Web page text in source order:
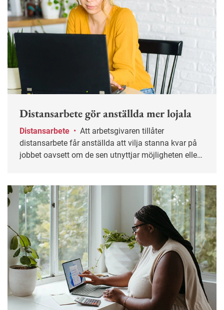
Distansarbete gör anställda mer lojala
Distansarbete •
distansarbete får anställda att vilja stanna kvar på
jobbet oavsett om de sen utnyttjar möjligheten eller